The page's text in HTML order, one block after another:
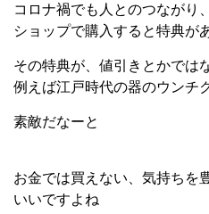
コロナ禍でも人とのつながり
ショップで購入すると特典が
その特典が、値引きとかでは
例えば江戸時代の器のウン
素敵だなーと
お金では買えない、気持ちを
いいですよね